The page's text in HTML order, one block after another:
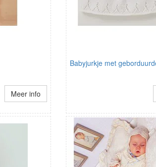
Meer info
Babyjurkje met